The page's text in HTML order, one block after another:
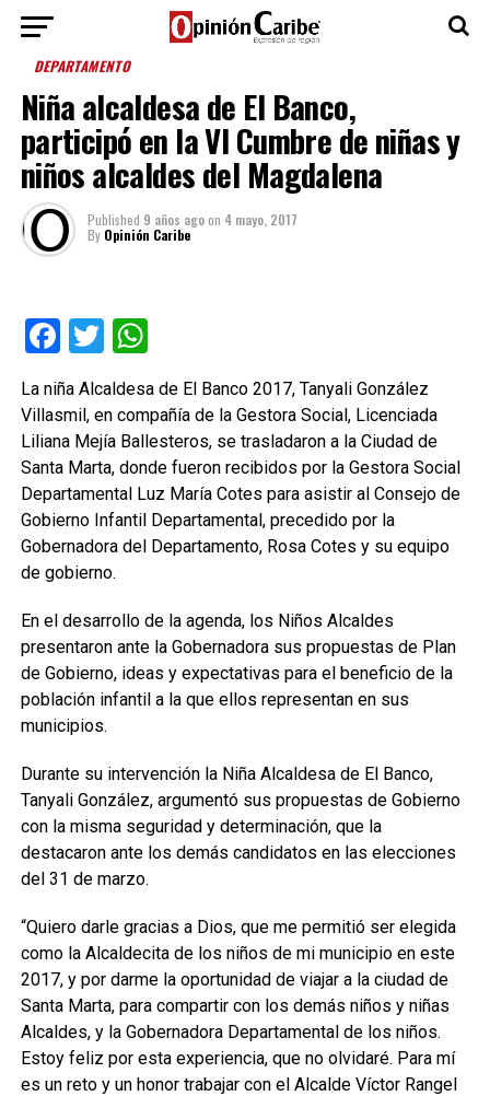
DEPARTAMENTO
Niña alcaldesa de El Banco,
participó en la VI Cumbre de niñas y
niños alcaldes del Magdalena
Published 9 años agoon 4 mayo, 2017
By Opinión Caribe
Facebook
TwitterWhatsApp
La niña Alcaldesa de El Banco 2017, Tanyali González
Villasmil, en compañía de la Gestora Social, Licenciada
Liliana Mejía Ballesteros, se trasladaron a la Ciudad de
Santa Marta, donde fueron recibidos por la Gestora Social
Departamental Luz María Cotes para asistir al Consejo de
Gobierno Infantil Departamental, precedido por la
Gobernadora del Departamento, Rosa Cotes y su equipo
de gobierno.
En el desarrollo de la agenda, los Niños Alcaldes
presentaron ante la Gobernadora sus propuestas de Plan
de Gobierno, ideas y expectativas para el beneficio de la
población infantil a la que ellos representan en sus
municipios.
Durante su intervención la Niña Alcaldesa de El Banco,
Tanyali González, argumentó sus propuestas de Gobierno
con la misma seguridad y determinación, que la
destacaron ante los demás candidatos en las elecciones
del 31 de marzo.
“Quiero darle gracias a Dios, que me permitió ser elegida
como la Alcaldecita de los niños de mi municipio en este
2017, y por darme la oportunidad de viajar a la ciudad de
Santa Marta, para compartir con los demás niños y niñas
Alcaldes, y la Gobernadora Departamental de los niños.
Estoy feliz por esta experiencia, que no olvidaré. Para mí
es un reto y un honor trabajar con el Alcalde Víctor Rangel